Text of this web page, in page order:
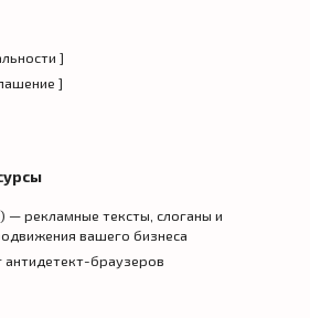
]
]
— рекламные тексты, слоганы и
вашего бизнеса
антидетект-браузеров